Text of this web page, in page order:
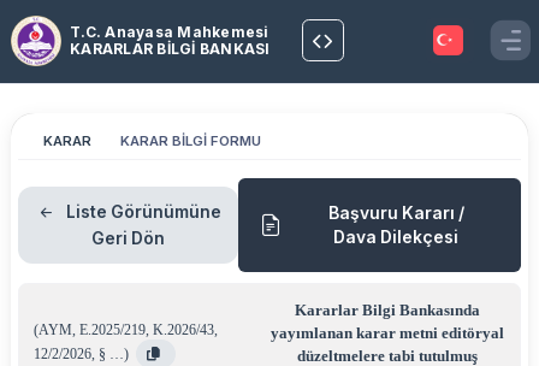
T.C. Anayasa Mahkemesi
KARARLAR BİLGİ BANKASI
KARAR KARAR BİLGİ FORMU
Liste Görünümüne
Geri Dön
Başvuru Kararı /
Dava Dilekçesi
(AYM, E.2025/219, K.2026/43,
12/2/2026, § …)
Kararlar Bilgi Bankasında
yayımlanan karar metni editöryal
düzeltmelere tabi tutulmuş